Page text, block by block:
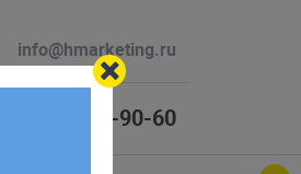
info@hmarketing.ru
+7 (925) 464-90-60